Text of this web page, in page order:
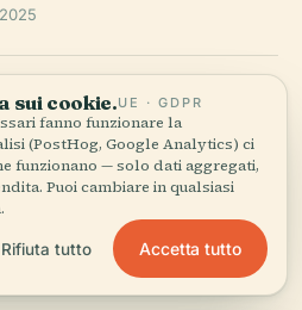
2025, Eduskunta
Culture, Hours, and
sui cookie.UE · GDPR
fanno funzionare la
(PostHog, Google Analytics) ci
funzionano — solo dati aggregati,
Puoi cambiare in qualsiasi
Rifiuta tutto Accetta tutto